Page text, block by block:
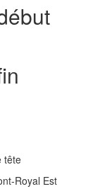
tête
Royal Est